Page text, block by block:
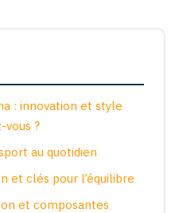
: innovation et style
?
au quotidien
et clés pour l’équilibre
et composantes